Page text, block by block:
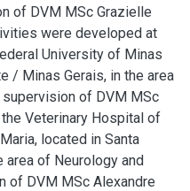
of DVM MSc Grazielle
were developed at
University of Minas
/ Minas Gerais, in the area
of DVM MSc
the Veterinary Hospital of
located in Santa
area of Neurology and
of DVM MSc Alexandre